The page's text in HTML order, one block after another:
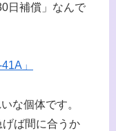
日補償」なんで
」
な個体です。
ば間に合うか